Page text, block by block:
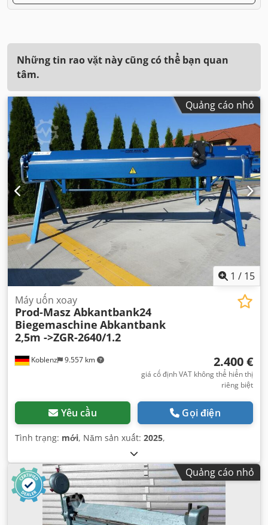
Những tin rao vặt này cũng có thể bạn quan
tâm.
Quảng cáo nhỏ
1 / 15
Koblenz 9.557 km
Máy uốn xoay
Prod-Masz Abkantbank24
Biegemaschine Abkantbank
2,5m ->ZGR-2640/1.2
2.400 €
giá cố định VAT không thể hiển thị
riêng biệt
Yêu cầu Gọi điện
Tình trạng: mới, Năm sản xuất: 2025,
Quảng cáo nhỏ